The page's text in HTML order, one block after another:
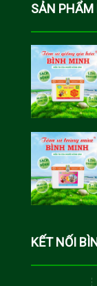
SẢN
Hóa Bình
Minh
KẾT NỐI